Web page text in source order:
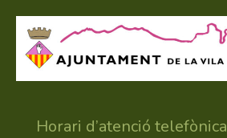
Horari d’atenció telefònica